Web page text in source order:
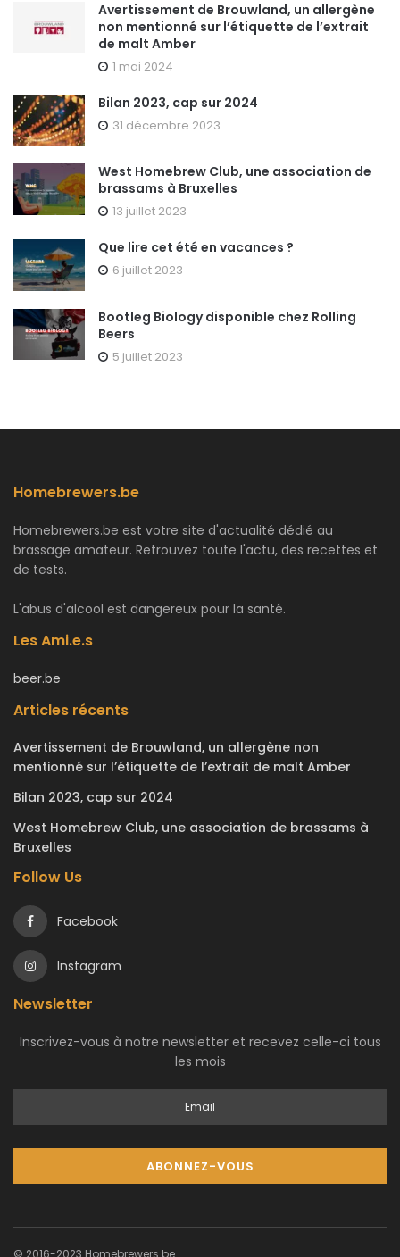
Avertissement de Brouwland, un allergène
non mentionné sur l’étiquette de l’extrait
de malt Amber
1 mai 2024
Bilan 2023, cap sur 2024
31 décembre 2023
West Homebrew Club, une association de
brassams à Bruxelles
13 juillet 2023
Que lire cet été en vacances ?
6 juillet 2023
Bootleg Biology disponible chez Rolling
Beers
5 juillet 2023
Homebrewers.be
Homebrewers.be est votre site d'actualité dédié au
brassage amateur. Retrouvez toute l'actu, des recettes et
de tests.
L'abus d'alcool est dangereux pour la santé.
Les Ami.e.s
beer.be
Articles récents
Avertissement de Brouwland, un allergène non
mentionné sur l’étiquette de l’extrait de malt Amber
Bilan 2023, cap sur 2024
West Homebrew Club, une association de brassams à
Bruxelles
Follow Us
Facebook
Instagram
Newsletter
Inscrivez-vous à notre newsletter et recevez celle-ci tous
les mois
© 2016-2023 Homebrewers.be